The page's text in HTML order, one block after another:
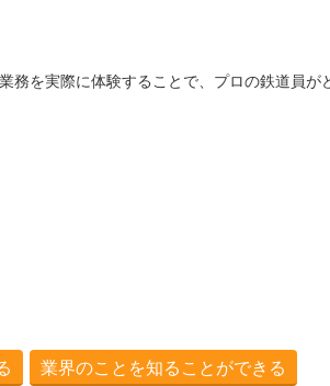
を実際に体験することで、プロの鉄道員
業界のことを知ることができる